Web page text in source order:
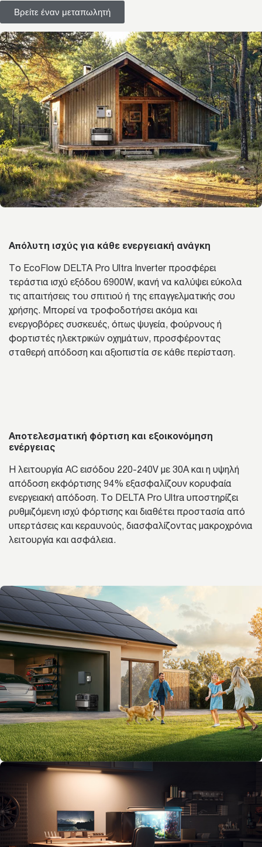
Βρείτε έναν μεταπωλητή
Απόλυτη ισχύς για κάθε ενεργειακή ανάγκη
Το EcoFlow DELTA Pro Ultra Inverter προσφέρει
τεράστια ισχύ εξόδου 6900W, ικανή να καλύψει εύκολα
τις απαιτήσεις του σπιτιού ή της επαγγελματικής σου
χρήσης. Μπορεί να τροφοδοτήσει ακόμα και
ενεργοβόρες συσκευές, όπως ψυγεία, φούρνους ή
φορτιστές ηλεκτρικών οχημάτων, προσφέροντας
σταθερή απόδοση και αξιοπιστία σε κάθε περίσταση.
Αποτελεσματική φόρτιση και εξοικονόμηση
ενέργειας
Η λειτουργία AC εισόδου 220-240V με 30A και η υψηλή
απόδοση εκφόρτισης 94% εξασφαλίζουν κορυφαία
ενεργειακή απόδοση. Το DELTA Pro Ultra υποστηρίζει
ρυθμιζόμενη ισχύ φόρτισης και διαθέτει προστασία από
υπερτάσεις και κεραυνούς, διασφαλίζοντας μακροχρόνια
λειτουργία και ασφάλεια.